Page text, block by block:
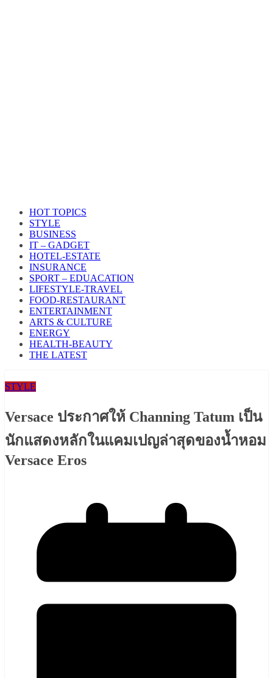
HOT TOPICS
STYLE
BUSINESS
IT – GADGET
HOTEL-ESTATE
INSURANCE
SPORT – EDUACATION
LIFESTYLE​-TRAVEL​
FOOD-RESTAURANT
ENTERTAINMENT
ARTS & CULTURE
ENERGY
HEALTH​-BEAUTY
THE LATEST
STYLE
Versace ประกาศให้ Channing Tatum เป็น
นักแสดงหลักในแคมเปญล่าสุดของน้ำหอม
Versace Eros